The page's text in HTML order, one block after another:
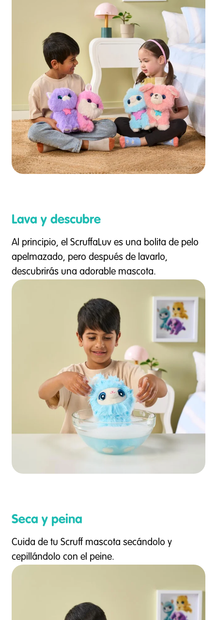
Lava y descubre
Al principio, el ScruffaLuv es una bolita de pelo
apelmazado, pero después de lavarlo,
descubrirás una adorable mascota.
Seca y peina
Cuida de tu Scruff mascota secándolo y
cepillándolo con el peine.